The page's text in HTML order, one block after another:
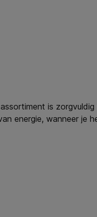
is
energie, wanneer je